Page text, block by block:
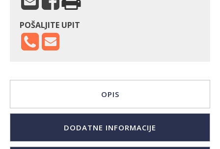
POŠALJITE UPIT
OPIS
DODATNE INFORMACIJE